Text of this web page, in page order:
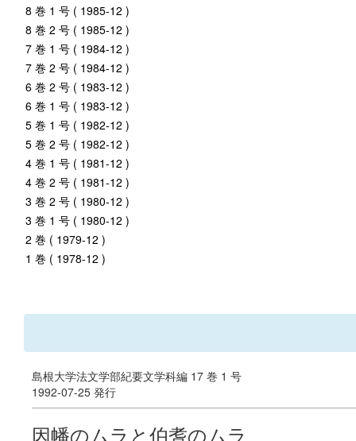
8 巻 1 号 ( 1985-12 )
8 巻 2 号 ( 1985-12 )
7 巻 1 号 ( 1984-12 )
7 巻 2 号 ( 1984-12 )
6 巻 2 号 ( 1983-12 )
6 巻 1 号 ( 1983-12 )
5 巻 1 号 ( 1982-12 )
5 巻 2 号 ( 1982-12 )
4 巻 1 号 ( 1981-12 )
4 巻 2 号 ( 1981-12 )
3 巻 2 号 ( 1980-12 )
3 巻 1 号 ( 1980-12 )
2 巻 ( 1979-12 )
1 巻 ( 1978-12 )
島根大学法文学部紀要文学科編 17 巻 1 号
1992-07-25 発行
因幡のムラと伯耆のムラ